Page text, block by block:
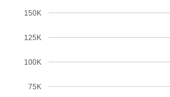
75K
100K
125K
150K